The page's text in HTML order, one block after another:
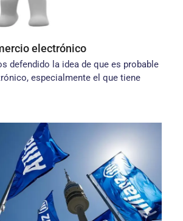
electrónico
defendido la idea de que es probable
especialmente el que tiene